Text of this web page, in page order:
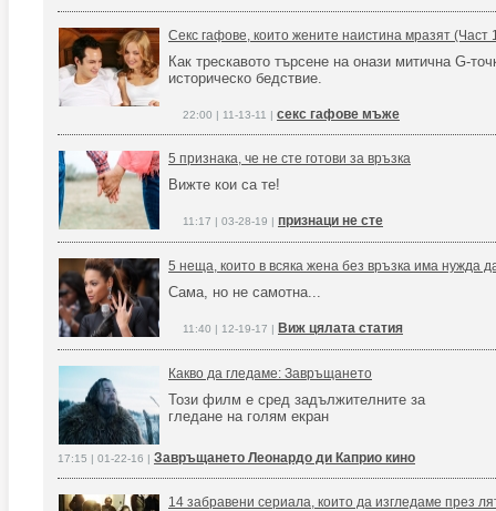
Секс гафове, които жените наистина мразят (Част
Как трескавото търсене на онази митична G-
историческо бедствие.
22:00 | 11-13-11 | секс гафове мъже
5 признака, че не сте готови за връзка
Вижте кои са те!
11:17 | 03-28-19 | признаци не сте
5 неща, които в всяка жена без връзка има нужда
Сама, но не самотна...
11:40 | 12-19-17 | Виж цялата статия
Какво да гледаме: Завръщането
Този филм е сред задължителните за
гледане на голям екран
17:15 | 01-22-16 | Завръщането Леонардо ди Каприо кино
14 забравени сериала, които да изгледаме през